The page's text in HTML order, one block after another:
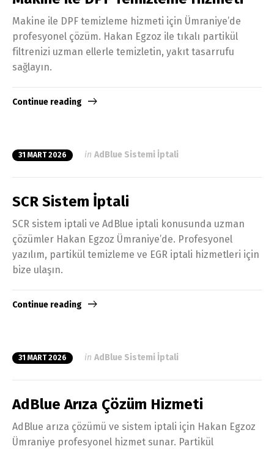
Makine ile DPF temizleme hizmeti için Ümraniye’de
profesyonel çözüm. Hakan Egzoz ile tıkalı partikül
filtrenizi uzman ellerle temizletin, yakıt tasarrufu
sağlayın.
Continue reading
31 MART 2026 in AdBlue Sistemi İptali
SCR Sistem İptali
SCR sistem iptali ve AdBlue iptali konusunda uzman
çözümler Hakan Egzoz Ümraniye’de. Profesyonel
yazılım, partikül temizleme ve EGR iptali hizmetleri için
bize ulaşın.
Continue reading
31 MART 2026 in AdBlue Sistemi İptali
AdBlue Arıza Çözüm Hizmeti
AdBlue arıza çözümü ve sistem iptali için Hakan Egzoz
Ümraniye profesyonel hizmet sunar. Partikül